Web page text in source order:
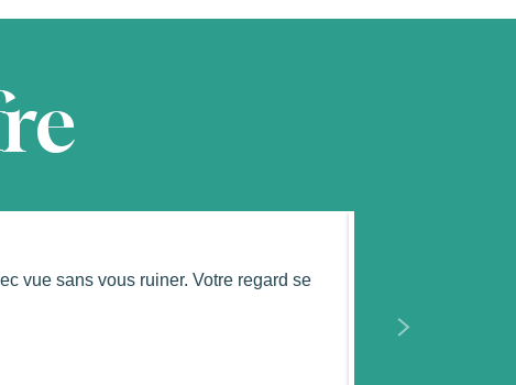
vue sans vous ruiner. Votre regard se